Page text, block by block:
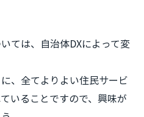
ては、自治体DXによって変
、全てよりよい住民サービ
いることですので、興味が